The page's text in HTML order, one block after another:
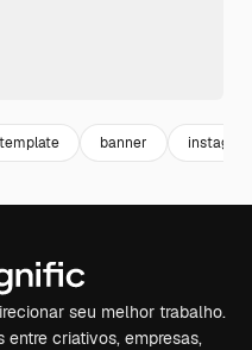
template banner
seu melhor trabalho.
entre criativos, empresas,